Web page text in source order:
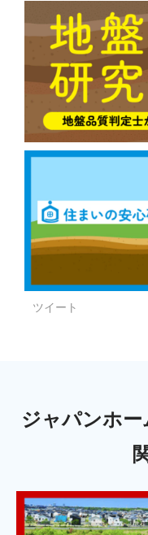
ツイート
ジャパンホ